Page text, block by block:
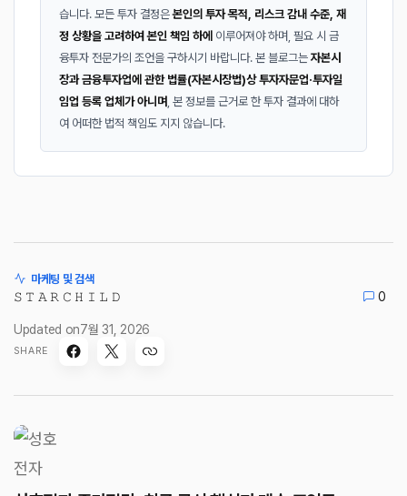
습니다. 모든 투자 결정은본인의 투자 목적, 리스크 감내 수준, 재
정 상황을 고려하여 본인 책임 하에 이루어져야 하며, 필요 시 금
융투자 전문가의 조언을 구하시기 바랍니다. 본 블로그는 자본시
장과 금융투자업에 관한 법률(자본시장법)상 투자자문업·투자일
임업 등록 업체가 아니며 , 본 정보를 근거로 한 투자 결과에 대하
여 어떠한 법적 책임도 지지 않습니다.
마케팅 및 검색
𝚂 𝚃 𝙰 𝚁 𝙲 𝙷 𝙸 𝙻 𝙳 0
Updated on7월 31, 2026
SHARE